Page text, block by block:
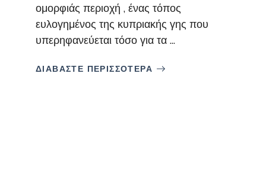
ομορφιάς περιοχή , ένας τόπος
ευλογημένος της κυπριακής γης που
υπερηφανεύεται τόσο για τα ...
ΔΙΑΒΑΣΤΕ ΠΕΡΙΣΣΟΤΕΡΑ